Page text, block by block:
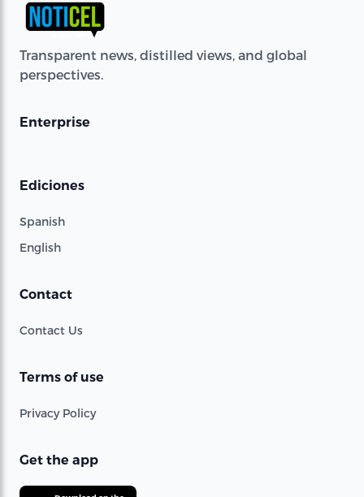
Transparent news, distilled views, and global
perspectives.
Enterprise
Ediciones
Spanish
English
Contact
Contact Us
Terms of use
Privacy Policy
Get the app